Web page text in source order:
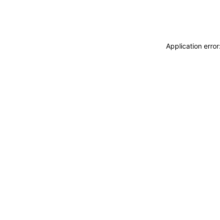
Application